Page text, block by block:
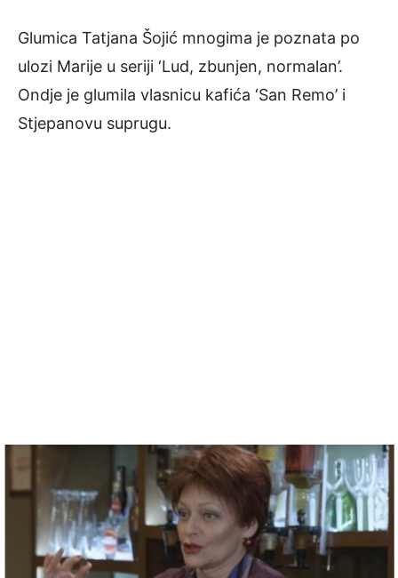
Glumica Tatjana Šojić mnogima je poznata po
ulozi Marije u seriji ‘Lud, zbunjen, normalan’.
Ondje je glumila vlasnicu kafića ‘San Remo’ i
Stjepanovu suprugu.